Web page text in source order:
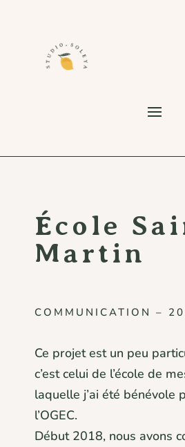
École
Martin
COMMUNICATION –
Ce projet est un peu
c’est celui de l’école de
laquelle j’ai été bénévole
l’OGEC.
Début 2018, nous avons